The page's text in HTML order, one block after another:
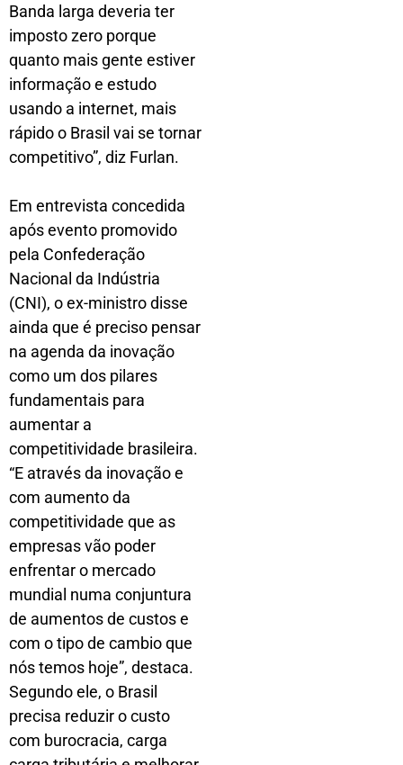
Banda larga deveria ter
imposto zero porque
quanto mais gente estiver
informação e estudo
usando a internet, mais
rápido o Brasil vai se tornar
competitivo”, diz Furlan.
Em entrevista concedida
após evento promovido
pela Confederação
Nacional da Indústria
(CNI), o ex-ministro disse
ainda que é preciso pensar
na agenda da inovação
como um dos pilares
fundamentais para
aumentar a
competitividade brasileira.
“E através da inovação e
com aumento da
competitividade que as
empresas vão poder
enfrentar o mercado
mundial numa conjuntura
de aumentos de custos e
com o tipo de cambio que
nós temos hoje”, destaca.
Segundo ele, o Brasil
precisa reduzir o custo
com burocracia, carga